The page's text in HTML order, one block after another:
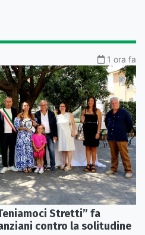
1 ora fa
Stretti” fa
contro la solitudine